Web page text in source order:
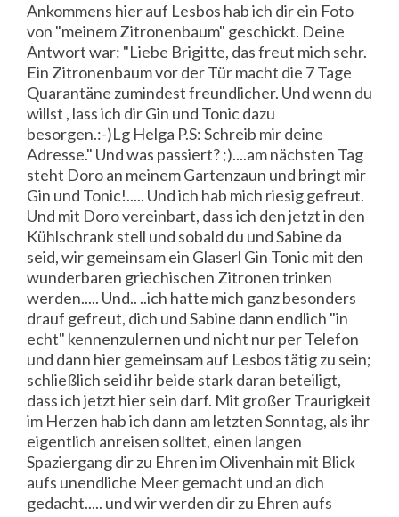
Ankommens hier auf Lesbos hab ich dir ein Foto
von "meinem Zitronenbaum" geschickt. Deine
Antwort war: "Liebe Brigitte, das freut mich sehr.
Ein Zitronenbaum vor der Tür macht die 7 Tage
Quarantäne zumindest freundlicher. Und wenn du
willst , lass ich dir Gin und Tonic dazu
besorgen.:-)Lg Helga P.S: Schreib mir deine
Adresse." Und was passiert? ;)....am nächsten Tag
steht Doro an meinem Gartenzaun und bringt mir
Gin und Tonic!..... Und ich hab mich riesig gefreut.
Und mit Doro vereinbart, dass ich den jetzt in den
Kühlschrank stell und sobald du und Sabine da
seid, wir gemeinsam ein Glaserl Gin Tonic mit den
wunderbaren griechischen Zitronen trinken
werden..... Und.. ..ich hatte mich ganz besonders
drauf gefreut, dich und Sabine dann endlich "in
echt" kennenzulernen und nicht nur per Telefon
und dann hier gemeinsam auf Lesbos tätig zu sein;
schließlich seid ihr beide stark daran beteiligt,
dass ich jetzt hier sein darf. Mit großer Traurigkeit
im Herzen hab ich dann am letzten Sonntag, als ihr
eigentlich anreisen solltet, einen langen
Spaziergang dir zu Ehren im Olivenhain mit Blick
aufs unendliche Meer gemacht und an dich
gedacht..... und wir werden dir zu Ehren aufs